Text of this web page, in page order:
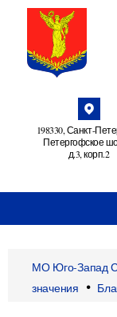
198330, Санкт-
Петергофское
д.3, корп.2
МО Юго-Запад
значения •